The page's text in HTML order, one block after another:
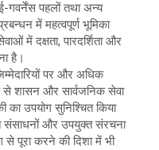
गवर्नेंस पहलों तथा अन्य
में महत्वपूर्ण भूमिका
में दक्षता, पारदर्शिता और
है।
पर और अधिक
शासन और सार्वजनिक सेवा
का उपयोग सुनिश्चित किया
संसाधनों और उपयुक्त संरचना
से पूरा करने की दिशा में भी